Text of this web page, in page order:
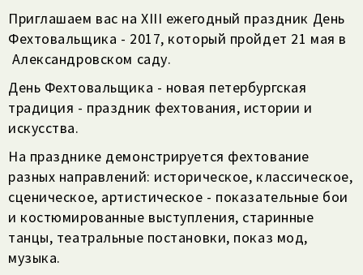
Приглашаем вас на XIII ежегодный праздник День
Фехтовальщика - 2017, который пройдет 21 мая в
Александровском саду.
День Фехтовальщика - новая петербургская
традиция - праздник фехтования, истории и
искусства.
На празднике демонстрируется фехтование
разных направлений: историческое, классическое,
сценическое, артистическое - показательные бои
и костюмированные выступления, старинные
танцы, театральные постановки, показ мод,
музыка.